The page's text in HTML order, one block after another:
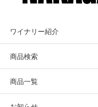
ナパ・ヴァレーの南東
岩の多い2.4haの畑は
霧と涼しい午後の風の
もゆっくり成熟。
セント・ヘレナAVAの
ころを含む沖積土壌で
La Pelle
ワイナリー紹介
商品検索
商品一覧